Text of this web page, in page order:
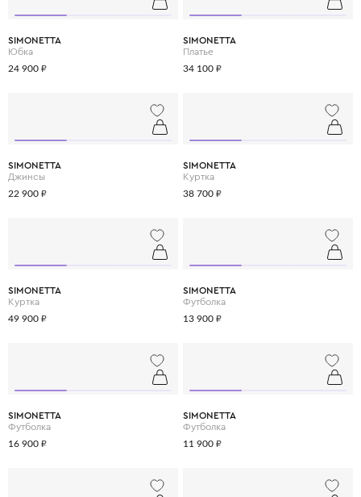
SIMONETTA
Юбка
24 900 ₽
SIMONETTA
Платье
34 100 ₽
SIMONETTA
Джинсы
22 900 ₽
SIMONETTA
Куртка
38 700 ₽
SIMONETTA
Куртка
49 900 ₽
SIMONETTA
Футболка
13 900 ₽
SIMONETTA
Футболка
16 900 ₽
SIMONETTA
Футболка
11 900 ₽